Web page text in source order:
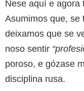
Nese aquí e agora
Asumimos que, se
deixamos que se
noso sentir
poroso, e gózase
disciplina rusa.